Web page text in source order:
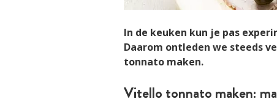
In de keuken kun je pas
Daarom ontleden we steeds
tonnato maken.
Vitello tonnato maken: